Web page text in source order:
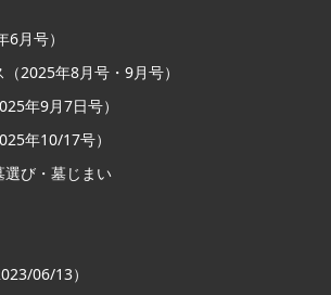
月号）
2025年8月号・9月号）
年9月7日号）
年10/17号）
び・墓じまい
06/13）